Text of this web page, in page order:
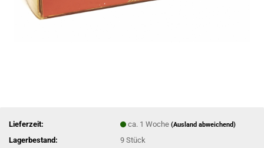
Lieferzeit: ca. 1 Woche(Ausland abweichend)
Lagerbestand: 9Stück